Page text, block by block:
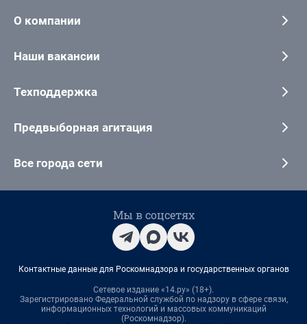
О компании
Наши вакансии
Техподдержка
Предвыборная агитация
Все города сети
Мы в соцсетях
Контактные данные для Роскомнадзора и государственных органов
Сетевое издание «14.ру» (18+).
Зарегистрировано Федеральной службой по надзору в сфере связи,
информационных технологий и массовых коммуникаций
(Роскомнадзор).